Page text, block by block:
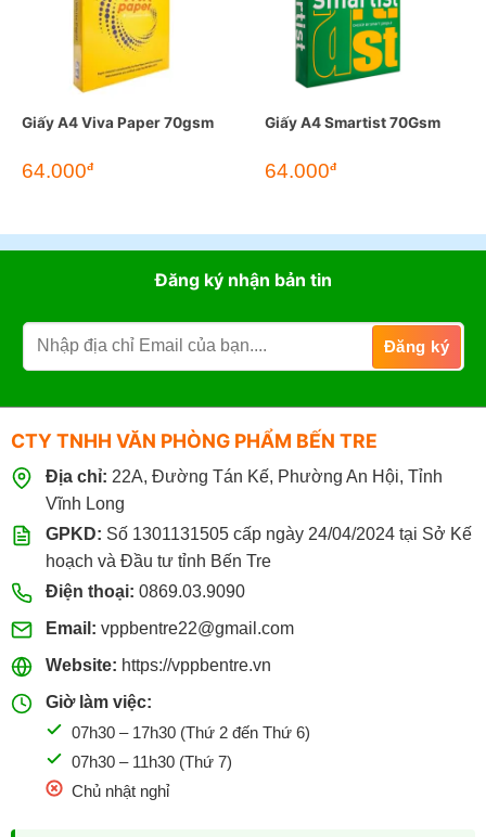
Giấy A4 Viva Paper 70gsm
64.000đ
Giấy A4 Smartist 70Gsm
64.000đ
Đăng ký nhận bản tin
CTY TNHH VĂN PHÒNG PHẨM BẾN TRE
Địa chỉ: 22A, Đường Tán Kế, Phường An Hội, Tỉnh
Vĩnh Long
GPKD: Số 1301131505 cấp ngày 24/04/2024 tại Sở Kế
hoạch và Đầu tư tỉnh Bến Tre
Điện thoại: 0869.03.9090
Email: vppbentre22@gmail.com
Website: https://vppbentre.vn
Giờ làm việc:
07h30 – 17h30 (Thứ 2 đến Thứ 6)
07h30 – 11h30 (Thứ 7)
Chủ nhật nghỉ